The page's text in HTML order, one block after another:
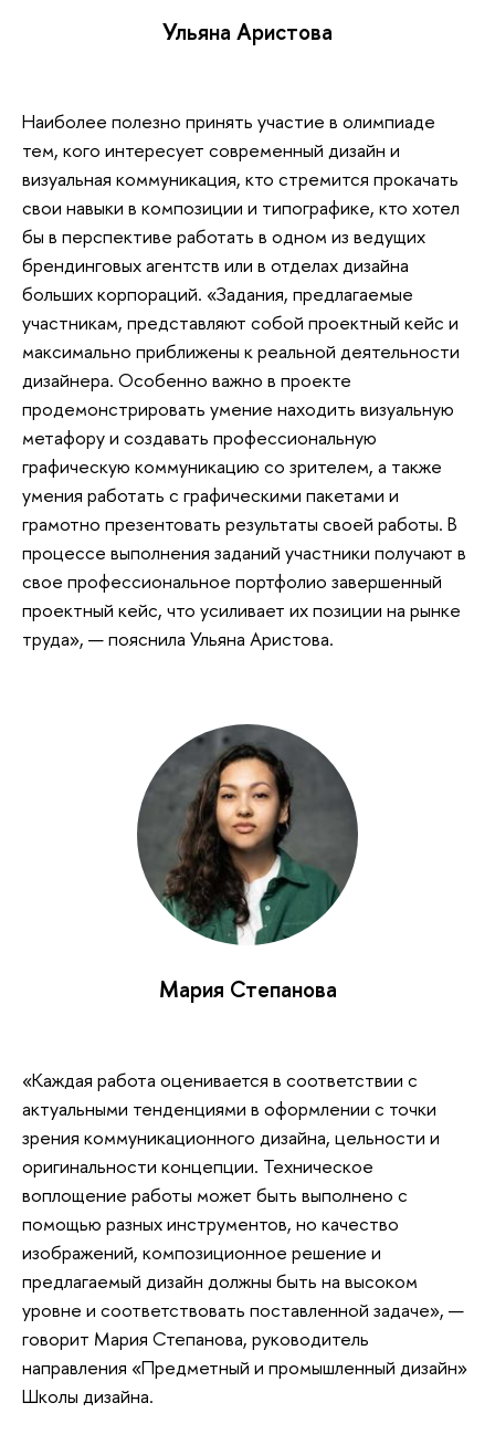
Ульяна Аристова
Наиболее полезно принять участие в олимпиаде
тем, кого интересует современный дизайн и
визуальная коммуникация, кто стремится прокачать
свои навыки в композиции и типографике, кто хотел
бы в перспективе работать в одном из ведущих
брендинговых агентств или в отделах дизайна
больших корпораций. «Задания, предлагаемые
участникам, представляют собой проектный кейс и
максимально приближены к реальной деятельности
дизайнера. Особенно важно в проекте
продемонстрировать умение находить визуальную
метафору и создавать профессиональную
графическую коммуникацию со зрителем, а также
умения работать с графическими пакетами и
грамотно презентовать результаты своей работы. В
процессе выполнения заданий участники получают в
свое профессиональное портфолио завершенный
проектный кейс, что усиливает их позиции на рынке
труда», — пояснила Ульяна Аристова.
Мария Степанова
«Каждая работа оценивается в соответствии с
актуальными тенденциями в оформлении с точки
зрения коммуникационного дизайна, цельности и
оригинальности концепции. Техническое
воплощение работы может быть выполнено с
помощью разных инструментов, но качество
изображений, композиционное решение и
предлагаемый дизайн должны быть на высоком
уровне и соответствовать поставленной задаче», —
говорит Мария Степанова, руководитель
направления «Предметный и промышленный дизайн»
Школы дизайна.